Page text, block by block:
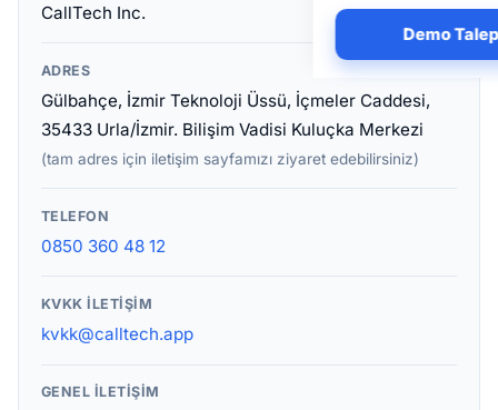
Demo
CallTech Inc.
ADRES
Gülbahçe, İzmir Teknoloji Üssü, İçmeler Caddesi,
35433 Urla/İzmir. Bilişim Vadisi Kuluçka Merkezi
(tam adres için iletişim sayfamızı ziyaret edebilirsiniz)
TELEFON
0850 360 48 12
KVKK İLETIŞIM
kvkk@calltech.app
GENEL İLETIŞIM